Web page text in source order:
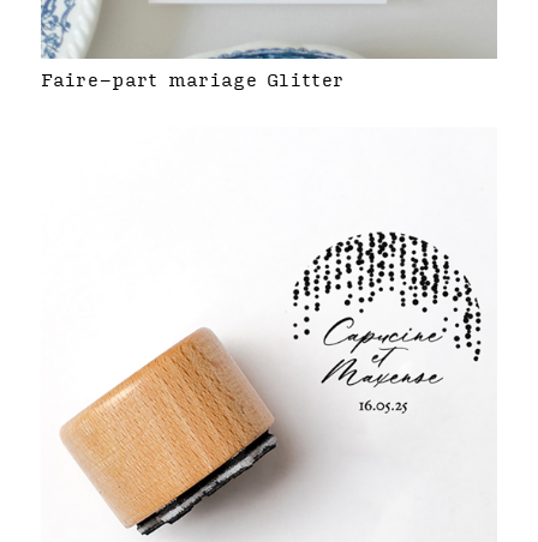
Faire-part mariage Glitter